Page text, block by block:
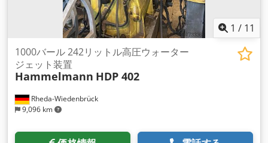
1 / 11
Rheda-Wiedenbrück
9,096 km
1000バール 242リットル高圧ウォーター
ジェット装置
Hammelmann HDP 402